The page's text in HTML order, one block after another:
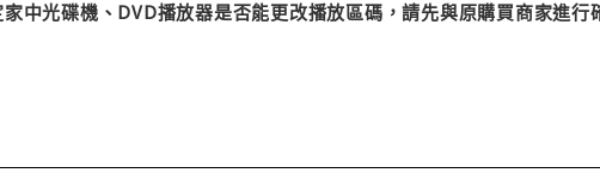
中光碟機、DVD播放器是否能更改播放區碼，請先與原購買商家進行